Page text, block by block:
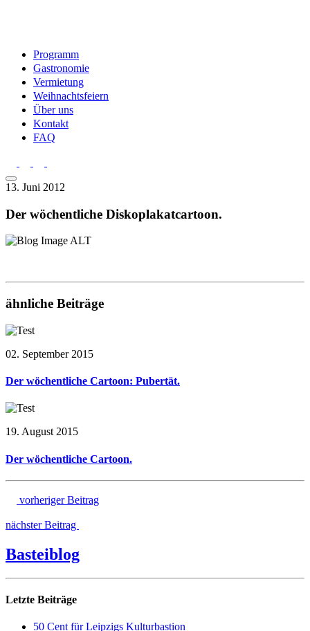
Programm
Gastronomie
Vermietung
Weihnachtsfeiern
Über uns
Kontakt
FAQ
13. Juni 2012
Der wöchentliche Diskoplakatcartoon.
ähnliche Beiträge
02. September 2015
Der wöchentliche Cartoon: Pubertät.
19. August 2015
Der wöchentliche Cartoon.
vorheriger Beitrag
nächster Beitrag
Basteiblog
Letzte Beiträge
50 Cent für Leipzigs Kulturbastion